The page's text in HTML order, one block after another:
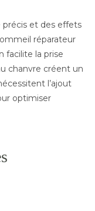
précis et des effets
réparateur
facilite la prise
chanvre créent un
l’ajout
optimiser